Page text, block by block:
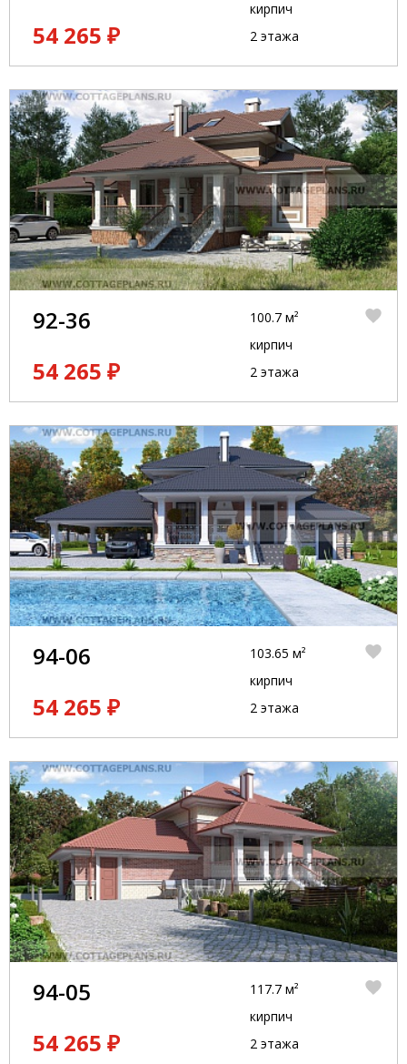
54 265 ₽
кирпич
2 этажа
92-36
54 265 ₽
100.7 м²
кирпич
2 этажа
94-06
54 265 ₽
103.65 м²
кирпич
2 этажа
94-05
54 265 ₽
117.7 м²
кирпич
2 этажа